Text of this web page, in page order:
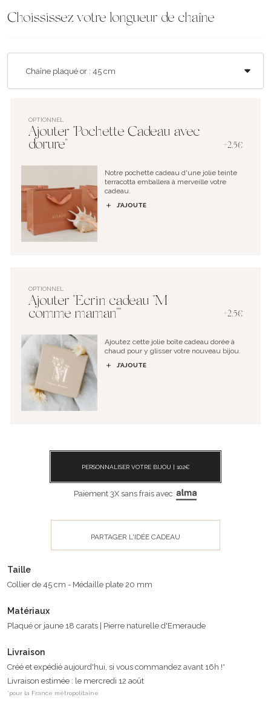
Choississez votre longueur de chaîne
OPTIONNEL
Ajouter "Pochette Cadeau avec
dorure"
+2.5€
Notre pochette cadeau d'une jolie teinte
terracotta emballera à merveille votre
cadeau.
J’AJOUTE
OPTIONNEL
Ajouter "Ecrin cadeau "M
comme maman""
+2.5€
Ajoutez cette jolie boîte cadeau dorée à
chaud pour y glisser votre nouveau bijou.
J’AJOUTE
PERSONNALISER VOTRE BIJOU | 102€
Paiement 3X sans frais avec
PARTAGER L'IDÉE CADEAU
Taille
Collier de 45 cm - Médaille plate 20 mm
Matériaux
Plaqué or jaune 18 carats | Pierre naturelle d'Emeraude
Livraison
Créé et expédié aujourd'hui, si vous commandez avant 16h !*
Livraison estimée : le mercredi 12 août
*pour la France métropolitaine